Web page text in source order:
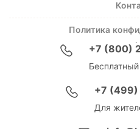
Политика
+7 (800)
+7
Для